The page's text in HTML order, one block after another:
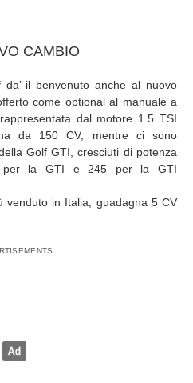
CAMBIO
da’ il benvenuto anche al nuovo
come optional al manuale a
dal motore 1.5 TSI
da 150 CV, mentre ci sono
Golf GTI, cresciuti di potenza
la GTI e 245 per la GTI
venduto in Italia, guadagna 5 CV